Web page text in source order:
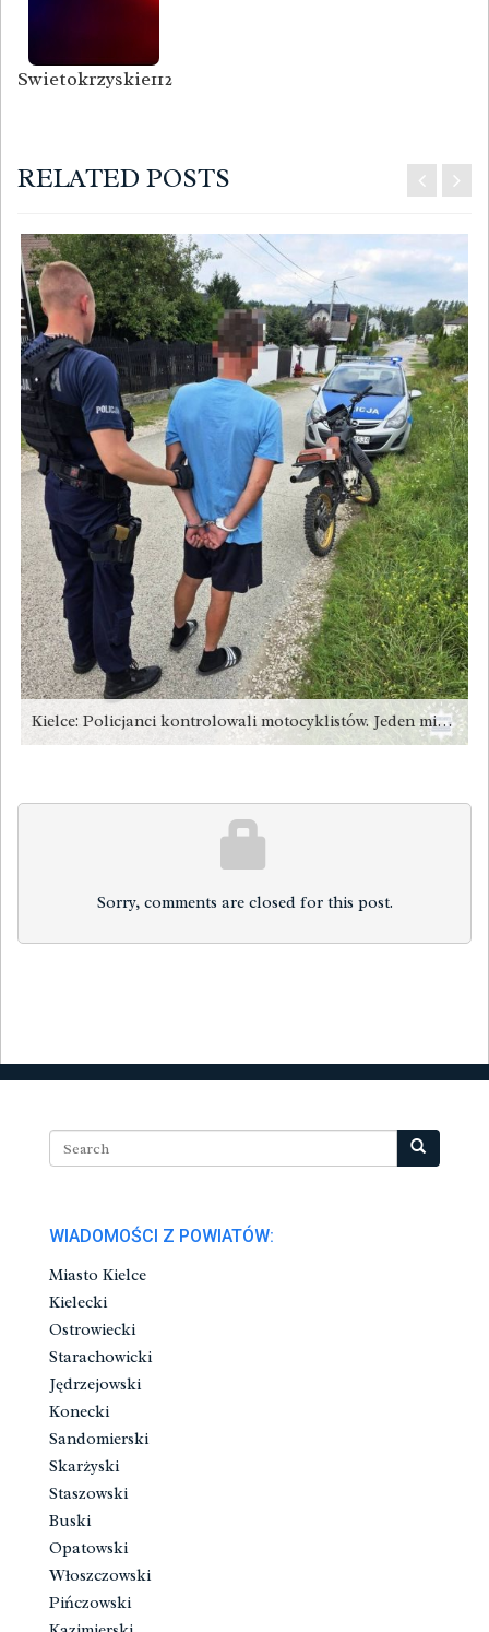
Swietokrzyskie112
RELATED POSTS
Kielce: Policjanci kontrolowali motocyklistów. Jeden miał 2,5 promila [zdjęcia]
Sorry, comments are closed for this post.
WIADOMOŚCI Z POWIATÓW:
Miasto Kielce
Kielecki
Ostrowiecki
Starachowicki
Jędrzejowski
Konecki
Sandomierski
Skarżyski
Staszowski
Buski
Opatowski
Włoszczowski
Pińczowski